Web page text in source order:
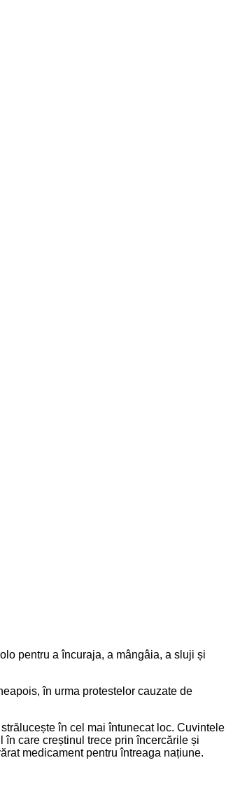
pentru a încuraja, a mângâia, a sluji și
în urma protestelor cauzate de
în cel mai întunecat loc. Cuvintele
care creștinul trece prin încercările și
medicament pentru întreaga națiune.